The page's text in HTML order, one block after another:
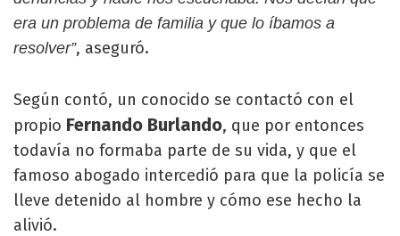
era un problema de familia y que lo íbamos a
resolver”, aseguró.
Según contó, un conocido se contactó con el
propio Fernando Burlando, que por entonces
todavía no formaba parte de su vida, y que el
famoso abogado intercedió para que la policía se
lleve detenido al hombre y cómo ese hecho la
alivió.